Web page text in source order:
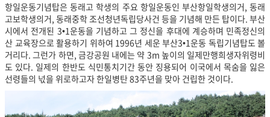
항일운동기념탑은 동래고 학생의 주요 항일운동인 부산항일학생의거, 동래
고보학생의거, 동래중학 조선청년독립당사건 등을 기념해 만든 탑이다. 부산
시에서 전개된 3•1운동을 기념하고 그 정신을 후대에 계승하며 민족정신의
산 교육장으로 활용하기 위하여 1996년 세운 부산3•1운동 독립기념탑도 볼
거리다. 그런가 하면, 금강공원 내에는 약 3m 높이의 일제만행희생자위령비
도 있다. 일제의 한반도 식민통치기간 동안 징용되어 이국에서 목숨을 잃은
선령들의 넋을 위로하고자 한일병탄 83주년을 맞아 건립한 것이다.